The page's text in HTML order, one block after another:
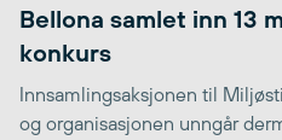
Bellona samlet inn 13
konkurs
Innsamlingsaksjonen til
og organisasjonen unngår